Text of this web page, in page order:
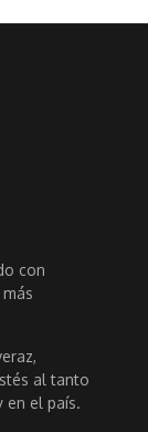
con
al tanto
en el país.